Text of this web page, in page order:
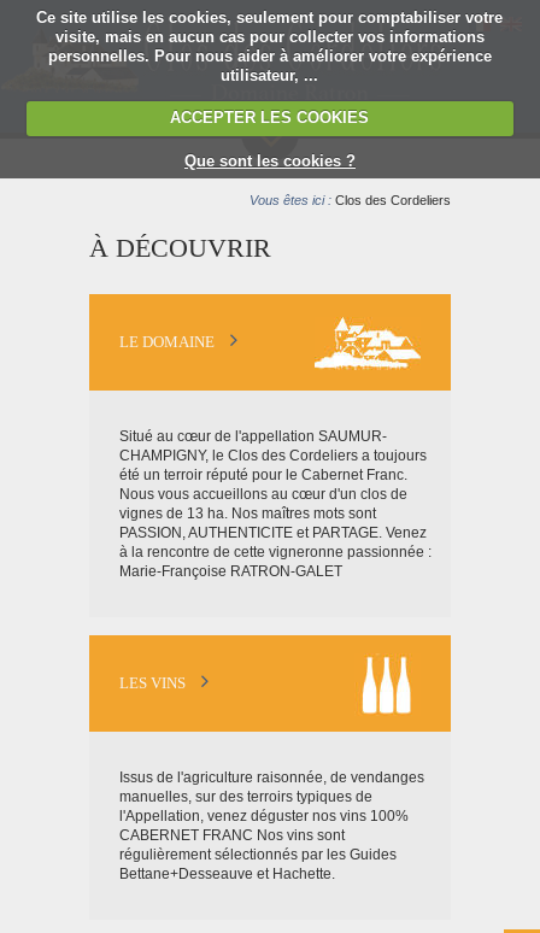
Ce site utilise les cookies, seulement pour comptabiliser votre
visite, mais en aucun cas pour collecter vos informations
personnelles. Pour nous aider à améliorer votre expérience
utilisateur, ...
ACCEPTER LES COOKIES
Que sont les cookies ?
MENU
Vous êtes ici : Clos des Cordeliers
À DÉCOUVRIR
LE DOMAINE
Situé au cœur de l'appellation SAUMUR-
CHAMPIGNY, le Clos des Cordeliers a toujours
été un terroir réputé pour le Cabernet Franc.
Nous vous accueillons au cœur d'un clos de
vignes de 13 ha. Nos maîtres mots sont
PASSION, AUTHENTICITE et PARTAGE. Venez
à la rencontre de cette vigneronne passionnée :
Marie-Françoise RATRON-GALET
LES VINS
Issus de l'agriculture raisonnée, de vendanges
manuelles, sur des terroirs typiques de
l'Appellation, venez déguster nos vins 100%
CABERNET FRANC Nos vins sont
régulièrement sélectionnés par les Guides
Bettane+Desseauve et Hachette.